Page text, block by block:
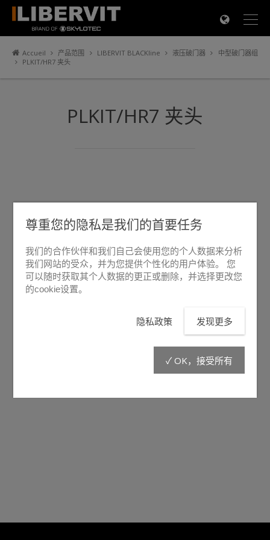
Accueil 产品范围 LIBERVIT BLACKline 液压破门器
中型破门器组
PLKIT/HR7 夹头
PLKIT/HR7 夹头
×
尊重您的隐私是我们的首要任务
我们的合作伙伴和我们自己会使用您的个人数据来分析
我们网站的受众，并为您提供个性化的用户体验。 您
可以随时获取其个人数据的更正或删除，并选择更改您
的cookie设置。
隐私政策 发现更多
✓ OK，接受所有